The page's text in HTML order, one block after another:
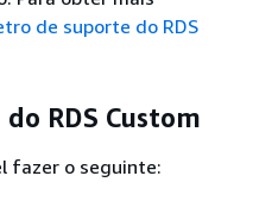
de suporte do RDS
RDS Custom
fazer o seguinte: